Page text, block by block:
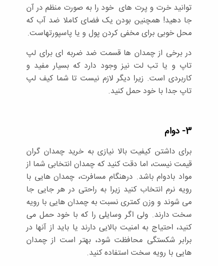
توانید خرت و پرت های خود را به صورت منظم در آن
جا دهید! همچنین بودن یک فضای کاملا ضد آب که
محل خوبی برای مخفی کردن پول و یا پاسپورتهاست.
در برخی از چمدان ها قسمت ضد ضربه ای برای لپ
تاپ و یا تب لت نیز وجود دارد که بسیار مفید و
کاربردی است. زیرا دیگر لازم نیست تا شما کیف لپ
تاپ جدا با خود حمل کنید.
برای داشتن کیفیت بالا نیازی به خرید چمدان گران
قیمت نیست، اما دقت کنید که چمدان انتخابی شما از
مواد بادوام باشد. درهنگام مسافرت، چمدان هایی با
رویه نرم انتخاب کنید زیرا به راحتی در هر جایی جا
می شوند و وزن کمتری نسبت به چمدان هایی با رویه
سخت دارند. ولی اگر وسایلی را که با خود حمل می
کنید، احتیاج به امنیت بالایی دارند یا باید از آنها در
برابر شکستگی محافظت شود، بهتر است از چمدان
هایی با رویه سخت استفاده کنید.